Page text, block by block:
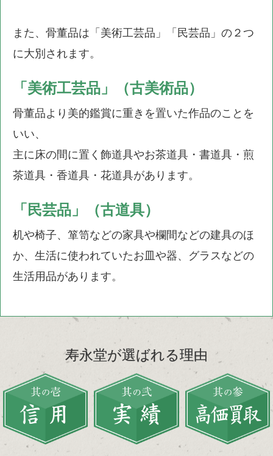
また、骨董品は「美術工芸品」「民芸品」の２つ
に大別されます。
「美術工芸品」（古美術品）
骨董品より美的鑑賞に重きを置いた作品のことを
いい、
主に床の間に置く飾道具やお茶道具・書道具・煎
茶道具・香道具・花道具があります。
「民芸品」（古道具）
机や椅子、箪笥などの家具や欄間などの建具のほ
か、生活に使われていたお皿や器、グラスなどの
生活用品があります。
寿永堂が選ばれる理由